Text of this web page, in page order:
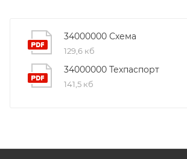
34000000 Схема
129,6 кб
34000000 Техпаспорт
141,5 кб